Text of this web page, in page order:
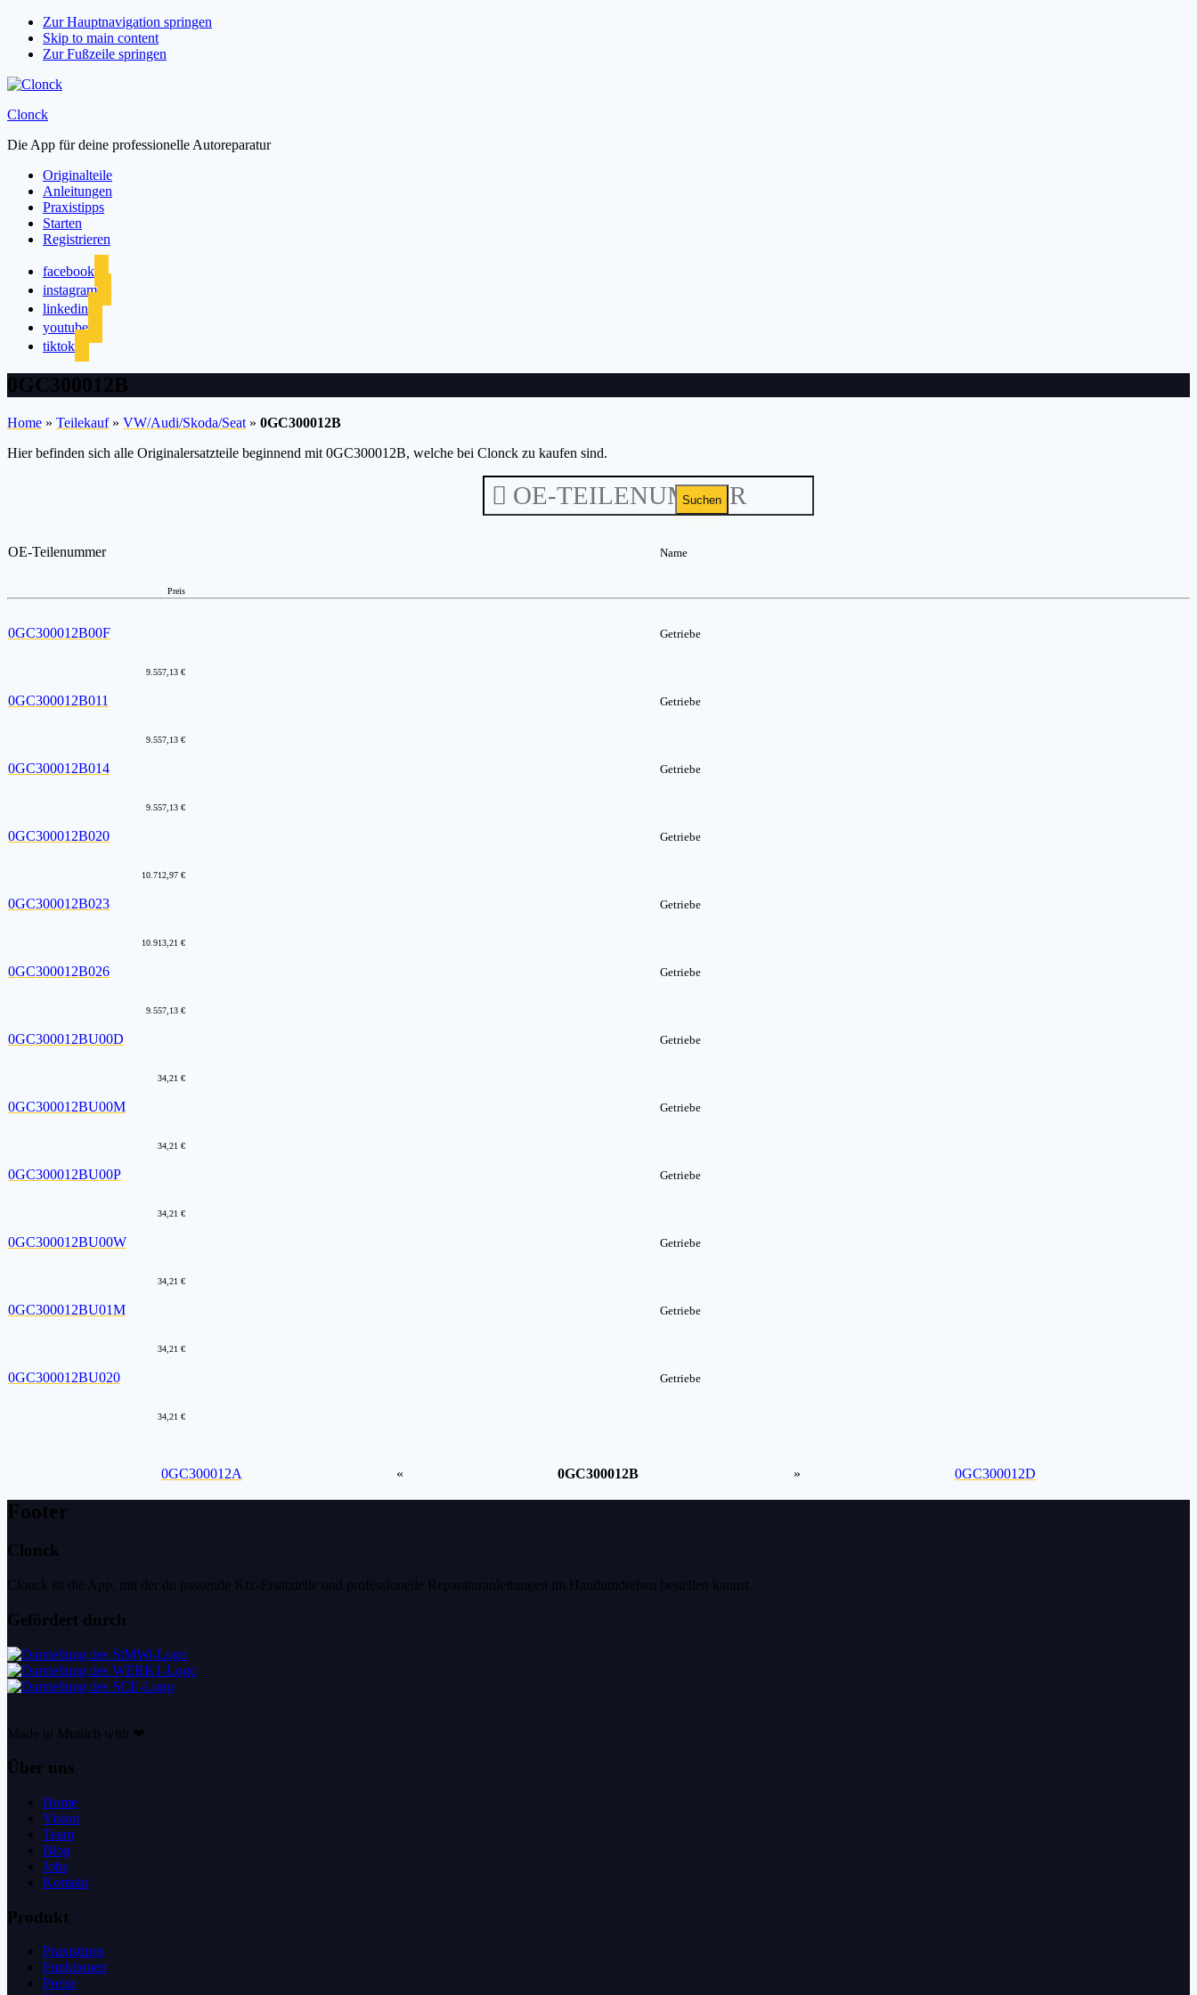
Zur Hauptnavigation springen
Skip to main content
Zur Fußzeile springen
Clonck
Die App für deine professionelle Autoreparatur
Originalteile
Anleitungen
Praxistipps
Starten
Registrieren
facebook
instagram
linkedin
youtube
tiktok
0GC300012B
Home » Teilekauf» VW/Audi/Skoda/Seat » 0GC300012B
Hier befinden sich alle Originalersatzteile beginnend mit 0GC300012B, welche bei Clonck zu kaufen sind.
Suchen
OE-Teilenummer Name
Preis
0GC300012B00F Getriebe
9.557,13 €
0GC300012B011 Getriebe
9.557,13 €
0GC300012B014 Getriebe
9.557,13 €
0GC300012B020 Getriebe
10.712,97 €
0GC300012B023 Getriebe
10.913,21 €
0GC300012B026 Getriebe
9.557,13 €
0GC300012BU00D Getriebe
34,21 €
0GC300012BU00M Getriebe
34,21 €
0GC300012BU00P Getriebe
34,21 €
0GC300012BU00W Getriebe
34,21 €
0GC300012BU01M Getriebe
34,21 €
0GC300012BU020 Getriebe
34,21 €
0GC300012A « 0GC300012B » 0GC300012D
Footer
Clonck
Clonck ist die App, mit der du passende Kfz-Ersatzteile und professionelle Reparaturanleitungen im Handumdrehen bestellen kannst.
Gefördert durch
Made in Munich with ❤.
Über uns
Home
Vision
Team
Blog
Jobs
Kontakt
Produkt
Praxistipps
Funktionen
Preise